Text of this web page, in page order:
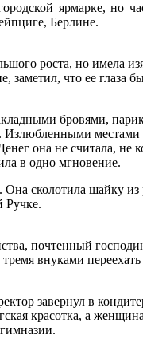
ярмарке, но
Берлине.
роста, но имела
заметил, что ее
бровями,
Излюбленными
она не считала,
в одно мгновение.
Она сколотила шайку
Ручке.
почтенный
внуками
завернул в
красотка, а